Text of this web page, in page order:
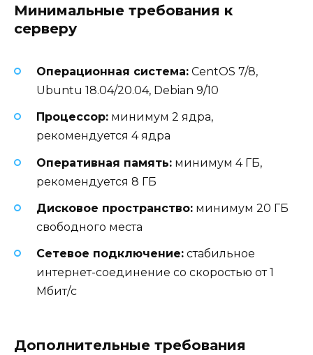
Минимальные требования к
серверу
Операционная система: CentOS 7/8,
Ubuntu 18.04/20.04, Debian 9/10
Процессор: минимум 2 ядра,
рекомендуется 4 ядра
Оперативная память: минимум 4 ГБ,
рекомендуется 8 ГБ
Дисковое пространство: минимум 20 ГБ
свободного места
Сетевое подключение: стабильное
интернет-соединение со скоростью от 1
Мбит/с
Дополнительные требования